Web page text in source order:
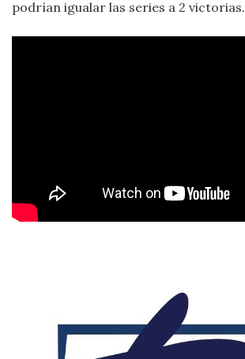
podrían igualar las series a 2 victorias.